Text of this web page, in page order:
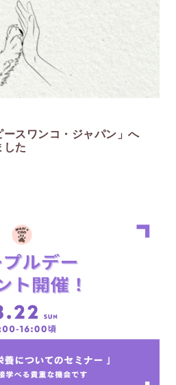
スワンコ・ジャパン」へ
した